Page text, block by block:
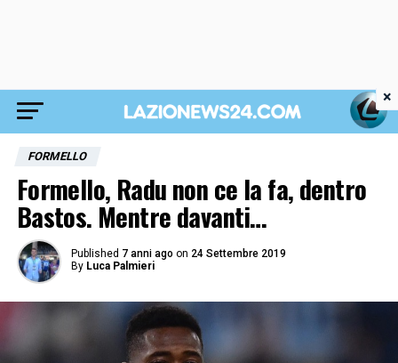
FORMELLO
Formello, Radu non ce la fa, dentro
Bastos. Mentre davanti…
Published 7 anni ago on 24 Settembre 2019
By Luca Palmieri
×